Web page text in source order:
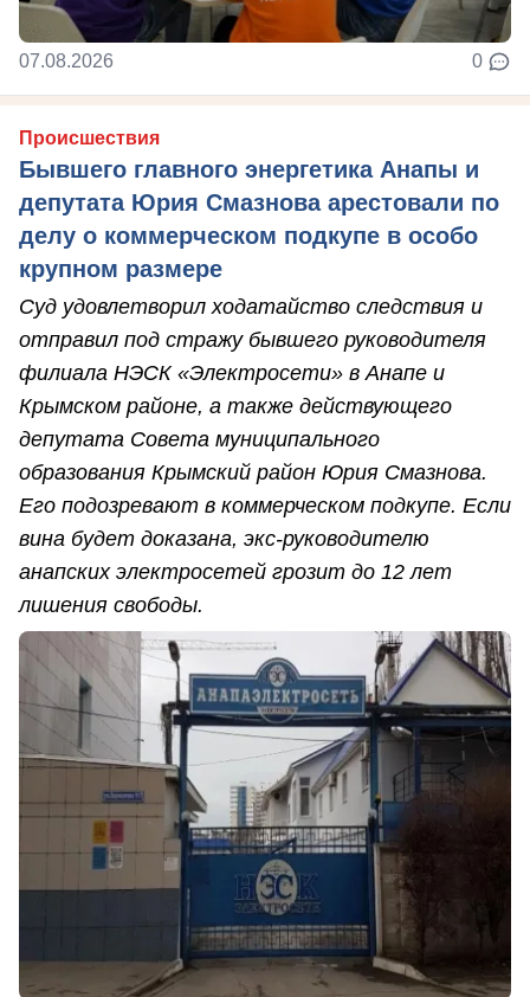
07.08.2026 0
Происшествия
Бывшего главного энергетика Анапы и
депутата Юрия Смазнова арестовали по
делу о коммерческом подкупе в особо
крупном размере
Суд удовлетворил ходатайство следствия и
отправил под стражу бывшего руководителя
филиала НЭСК «Электросети» в Анапе и
Крымском районе, а также действующего
депутата Совета муниципального
образования Крымский район Юрия Смазнова.
Его подозревают в коммерческом подкупе. Если
вина будет доказана, экс-руководителю
анапских электросетей грозит до 12 лет
лишения свободы.